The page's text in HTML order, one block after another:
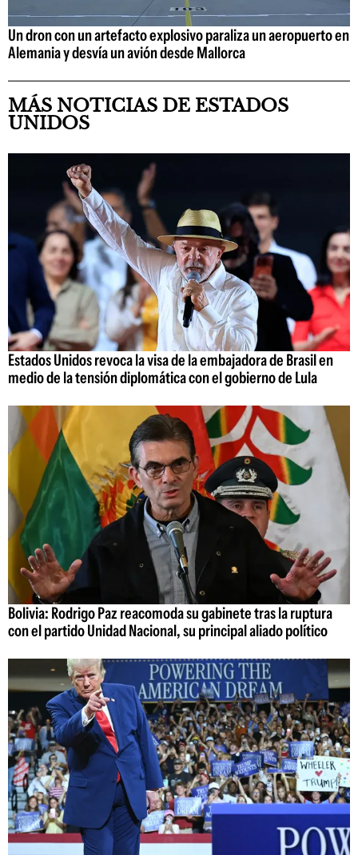
Un dron con un artefacto explosivo paraliza un aeropuerto en
Alemania y desvía un avión desde Mallorca
MÁS NOTICIAS DE ESTADOS
UNIDOS
Estados Unidos revoca la visa de la embajadora de Brasil en
medio de la tensión diplomática con el gobierno de Lula
Bolivia: Rodrigo Paz reacomoda su gabinete tras la ruptura
con el partido Unidad Nacional, su principal aliado político